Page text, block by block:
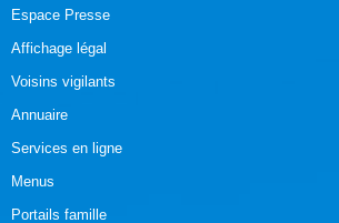
Espace Presse
Affichage légal
Voisins vigilants
Annuaire
Services en ligne
Menus
Portails famille